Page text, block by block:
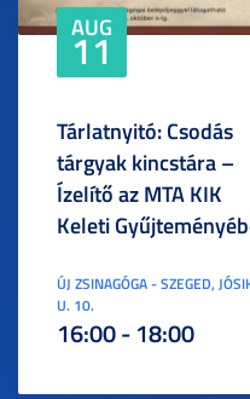
AUG
11
Tárlatnyitó: Csodás
tárgyak kincstára –
Ízelítő az MTA KIK
Keleti
ÚJ ZSINAGÓGA - SZEGED,
U. 10.
16:00 - 18:00